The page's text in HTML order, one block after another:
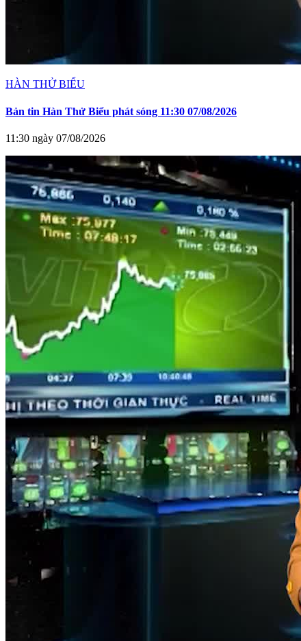
HÀN THỬ BIỂU
Bản tin Hàn Thử Biểu phát sóng 11:30 07/08/2026
11:30 ngày 07/08/2026